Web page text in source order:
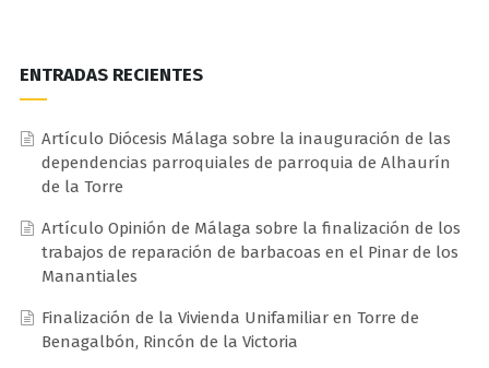
ENTRADAS RECIENTES
Artículo Diócesis Málaga sobre la inauguración de las
dependencias parroquiales de parroquia de Alhaurín
de la Torre
Artículo Opinión de Málaga sobre la finalización de los
trabajos de reparación de barbacoas en el Pinar de los
Manantiales
Finalización de la Vivienda Unifamiliar en Torre de
Benagalbón, Rincón de la Victoria